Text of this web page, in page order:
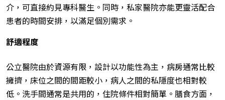
介，可直接約見專科醫生。同時，私家醫院亦能更靈活配合
患者的時間安排，以滿足個別需求。
舒適程度
公立醫院由於資源有限，設計以功能性為主，病房通常比較
擁擠，床位之間的間距較小，病人之間的私隱度也相對較
低。洗手間通常是共用的，住院條件相對簡單。膳食方面，